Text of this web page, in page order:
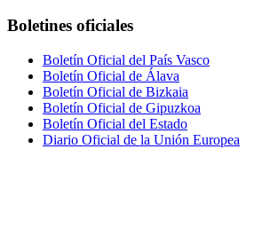
Boletines oficiales
Boletín Oficial del País Vasco
Boletín Oficial de Álava
Boletín Oficial de Bizkaia
Boletín Oficial de Gipuzkoa
Boletín Oficial del Estado
Diario Oficial de la Unión Europea